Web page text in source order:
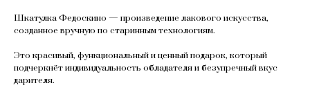
Шкатулка Федоскино — произведение лакового искусства,
созданное вручную по старинным технологиям.
Это красивый, функциональный и ценный подарок, который
подчеркнёт индивидуальность обладателя и безупречный вкус
дарителя.